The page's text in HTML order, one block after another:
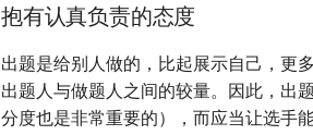
抱有认真负责的态度
出题是给别人做的，比起展示自己，更
出题人与做题人之间的较量。因此，出
分度也是非常重要的），而应当让选手